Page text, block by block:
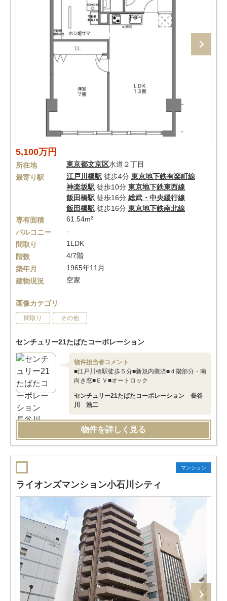
5,100万円
所在地 東京都文京区水道２丁目
最寄り駅
江戸川橋駅 徒歩4分 東京地下鉄有楽町線
神楽坂駅 徒歩10分 東京地下鉄東西線
飯田橋駅 徒歩16分 総武・中央緩行線
飯田橋駅 徒歩16分 東京地下鉄南北線
専有面積
61.54m²
バルコニー
-
間取り
1LDK
階数
4/7階
築年月
1965年11月
建物現況
空家
画像カテゴリ
間取り その他
センチュリー21たばたコーポレーション
物件担当者コメント
■江戸川橋駅徒歩５分■新規内装済■４階部分・南
向き窓■ＥＶ■オートロック
センチュリー21たばたコーポレーション 長谷
川 浩二
物件を詳しく見る
マンション
ライオンズマンション小石川シティ